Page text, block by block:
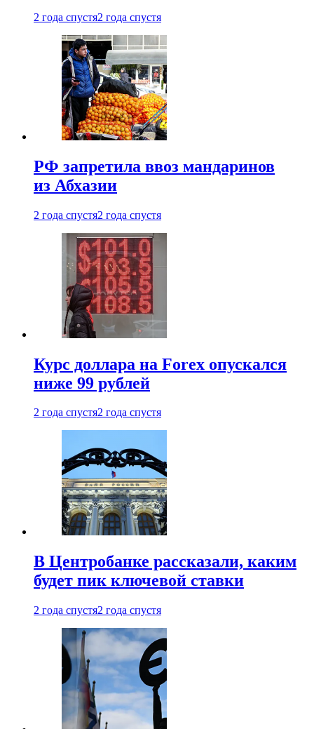
2 года спустя2 года спустя
РФ запретила ввоз мандаринов
из Абхазии
2 года спустя2 года спустя
Курс доллара на Forex опускался
ниже 99 рублей
2 года спустя2 года спустя
В Центробанке рассказали, каким
будет пик ключевой ставки
2 года спустя2 года спустя